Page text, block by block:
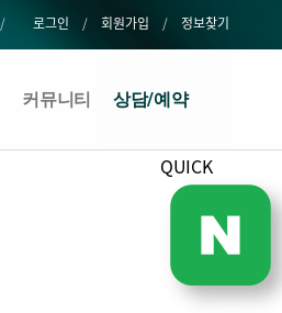
QUICK
로그인 회원가입 정보찾기
커뮤니티 상담/예약